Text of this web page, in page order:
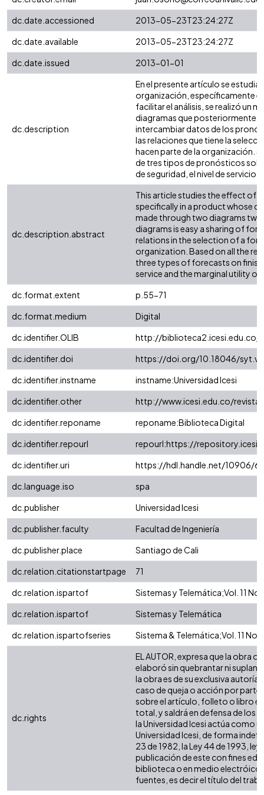
dc.date.accessioned
2013-05-23T23:24:27Z
dc.date.available
2013-05-23T23:24:27Z
dc.date.issued
2013-01-01
dc.description
En el presente artículo se
organización, específicamente
facilitar el análisis, se realizó un
diagramas que posteriormente
intercambiar datos de los
las relaciones que tiene la
hacen parte de la organización.
de tres tipos de pronósticos
de seguridad, el nivel de servicio
dc.description.abstract
This article studies the effect of
specifically in a product whose
made through two diagrams two
diagrams is easy a sharing of
relations in the selection of a
organization. Based on all the
three types of forecasts on
service and the marginal utility
dc.format.extent
p.55-71
dc.format.medium
Digital
dc.identifier.OLIB
http://biblioteca2.icesi.edu.co/
dc.identifier.doi
https://doi.org/10.18046/
dc.identifier.instname
instname:Universidad Icesi
dc.identifier.other
http://www.icesi.edu.co/
dc.identifier.reponame
reponame:Biblioteca Digital
dc.identifier.repourl
repourl:https://
dc.identifier.uri
https://hdl.handle.net/10906/
dc.language.iso
spa
dc.publisher
Universidad Icesi
dc.publisher.faculty
Facultad de Ingeniería
dc.publisher.place
Santiago de Cali
dc.relation.citationstartpage
71
dc.relation.ispartof
Sistemas y Telemática;Vol. 11
dc.relation.ispartof
Sistemas y Telemática
dc.relation.ispartofseries
Sistema & Telemática;Vol. 11 No.
dc.rights
EL AUTOR, expresa que la obra
elaboró sin quebrantar ni
la obra es de su exclusiva autoría
caso de queja o acción por
sobre el artículo, folleto o libro
total, y saldrá en defensa de los
la Universidad Icesi actúa como
Universidad Icesi, de forma
23 de 1982, la Ley 44 de 1993,
publicación de este con fines
biblioteca o en medio electróico
fuentes, es decir el título del